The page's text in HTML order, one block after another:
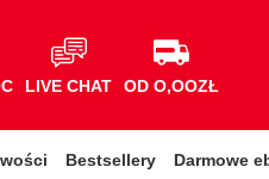
LIVE CHAT OD O,OOZŁ
Bestsellery Darmowe